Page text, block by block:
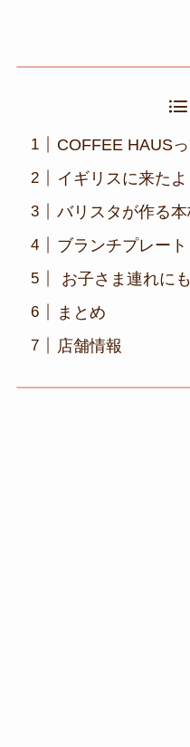
COFFEE HAUS
イギリスに来た
バリスタが作る
ブランチプレート
お子さま連れに
まとめ
店舗情報